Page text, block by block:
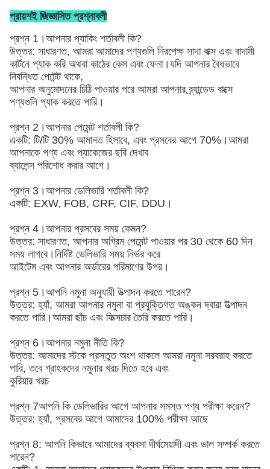
প্রায়শই জিজ্ঞাসিত প্রশ্নাবলী
প্রশ্ন 1।আপনার প্যাকিং শর্তাবলী কি?
উত্তর: সাধারণত, আমরা আমাদের পণ্যগুলি নিরপেক্ষ সাদা বাক্স এবং বাদামী
কার্টনে প্যাক করি অথবা কাঠের কেস এবং ফেনা।যদি আপনার বৈধভাবে
নিবন্ধিত পেটেন্ট থাকে,
আপনার অনুমোদনের চিঠি পাওয়ার পরে আমরা আপনার ব্র্যান্ডেড বাক্সে
পণ্যগুলি প্যাক করতে পারি।
প্রশ্ন 2।আপনার পেমেন্ট শর্তাবলী কি?
একটি: টি/টি 30% আমানত হিসাবে, এবং প্রসবের আগে 70%।আমরা
আপনাকে পণ্য এবং প্যাকেজের ছবি দেখাব
ব্যালেন্স পরিশোধ করার আগে।
প্রশ্ন 3।আপনার ডেলিভারি শর্তাবলী কি?
একটি: EXW, FOB, CRF, CIF, DDU।
প্রশ্ন 4।আপনার প্রসবের সময় কেমন?
উত্তর: সাধারণত, আপনার অগ্রিম পেমেন্ট পাওয়ার পর 30 থেকে 60 দিন
সময় লাগবে।নির্দিষ্ট ডেলিভারি সময় নির্ভর করে
আইটেম এবং আপনার অর্ডারের পরিমাণের উপর।
প্রশ্ন 5।আপনি নমুনা অনুযায়ী উত্পাদন করতে পারেন?
উত্তর: হ্যাঁ, আমরা আপনার নমুনা বা প্রযুক্তিগত অঙ্কন দ্বারা উত্পাদন
করতে পারি।আমরা ছাঁচ এবং ফিক্সচার তৈরি করতে পারি।
প্রশ্ন 6।আপনার নমুনা নীতি কি?
উত্তর: আমাদের স্টকে প্রস্তুত অংশ থাকলে আমরা নমুনা সরবরাহ করতে
পারি, তবে গ্রাহকদের নমুনার খরচ দিতে হবে এবং
কুরিয়ার খরচ
প্রশ্ন 7আপনি কি ডেলিভারির আগে আপনার সমস্ত পণ্য পরীক্ষা করেন?
উত্তর: হ্যাঁ, প্রসবের আগে আমাদের 100% পরীক্ষা আছে
প্রশ্ন 8: আপনি কিভাবে আমাদের ব্যবসা দীর্ঘমেয়াদী এবং ভাল সম্পর্ক করতে
পারেন?